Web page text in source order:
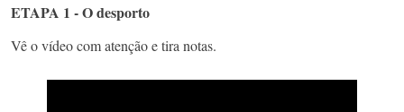
ETAPA 1 - O desporto
Vê o vídeo com atenção e tira notas.